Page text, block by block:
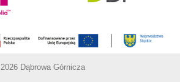
2026 Dąbrowa Górnicza